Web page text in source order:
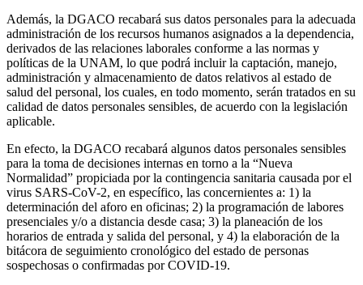
Además, la DGACO recabará sus datos personales para la adecuada
administración de los recursos humanos asignados a la dependencia,
derivados de las relaciones laborales conforme a las normas y
políticas de la UNAM, lo que podrá incluir la captación, manejo,
administración y almacenamiento de datos relativos al estado de
salud del personal, los cuales, en todo momento, serán tratados en su
calidad de datos personales sensibles, de acuerdo con la legislación
aplicable.
En efecto, la DGACO recabará algunos datos personales sensibles
para la toma de decisiones internas en torno a la “Nueva
Normalidad” propiciada por la contingencia sanitaria causada por el
virus SARS-CoV-2, en específico, las concernientes a: 1) la
determinación del aforo en oficinas; 2) la programación de labores
presenciales y/o a distancia desde casa; 3) la planeación de los
horarios de entrada y salida del personal, y 4) la elaboración de la
bitácora de seguimiento cronológico del estado de personas
sospechosas o confirmadas por COVID-19.